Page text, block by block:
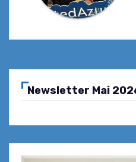
Newsletter Mai